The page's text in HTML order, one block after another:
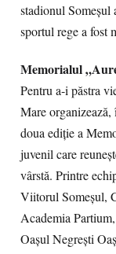
stadionul Someșul
sportul rege a fost
Memorialul
Pentru a-i păstra
Mare
doua ediție a
juvenil care
vârstă. Printre
Viitorul Someșul,
Academia
Oașul Negrești